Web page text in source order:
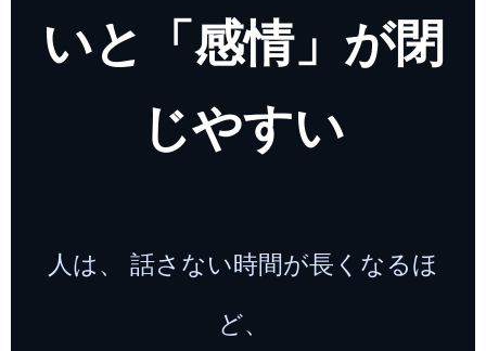
いと「感情」が閉
じやすい
人は、 話さない時間が長くなるほ
ど、